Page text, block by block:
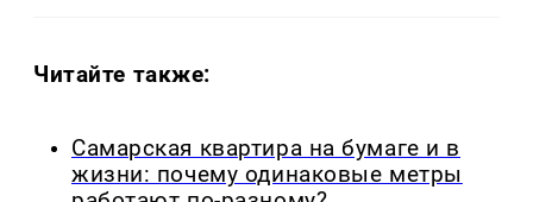
Читайте также:
Самарская квартира на бумаге и в
жизни: почему одинаковые метры